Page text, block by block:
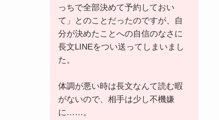
っちで全部決めて予約しておい
て」とのことだったのですが、自
分が決めたことへの自信のなさに
長文LINEをつい送ってしまいまし
た。
体調が悪い時は長文なんて読む暇
がないので、相手は少し不機嫌
に……。